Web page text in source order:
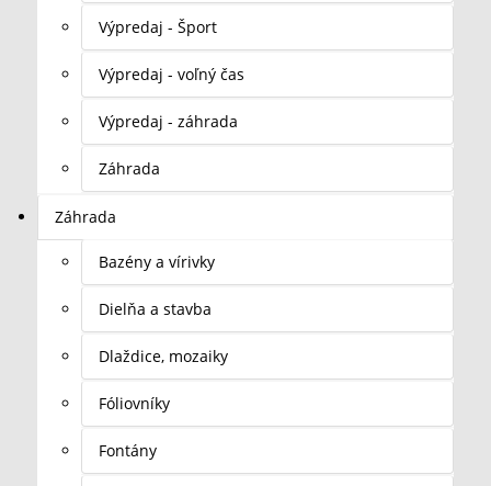
Výpredaj - Šport
Výpredaj - voľný čas
Výpredaj - záhrada
Záhrada
Záhrada
Bazény a vírivky
Dielňa a stavba
Dlaždice, mozaiky
Fóliovníky
Fontány